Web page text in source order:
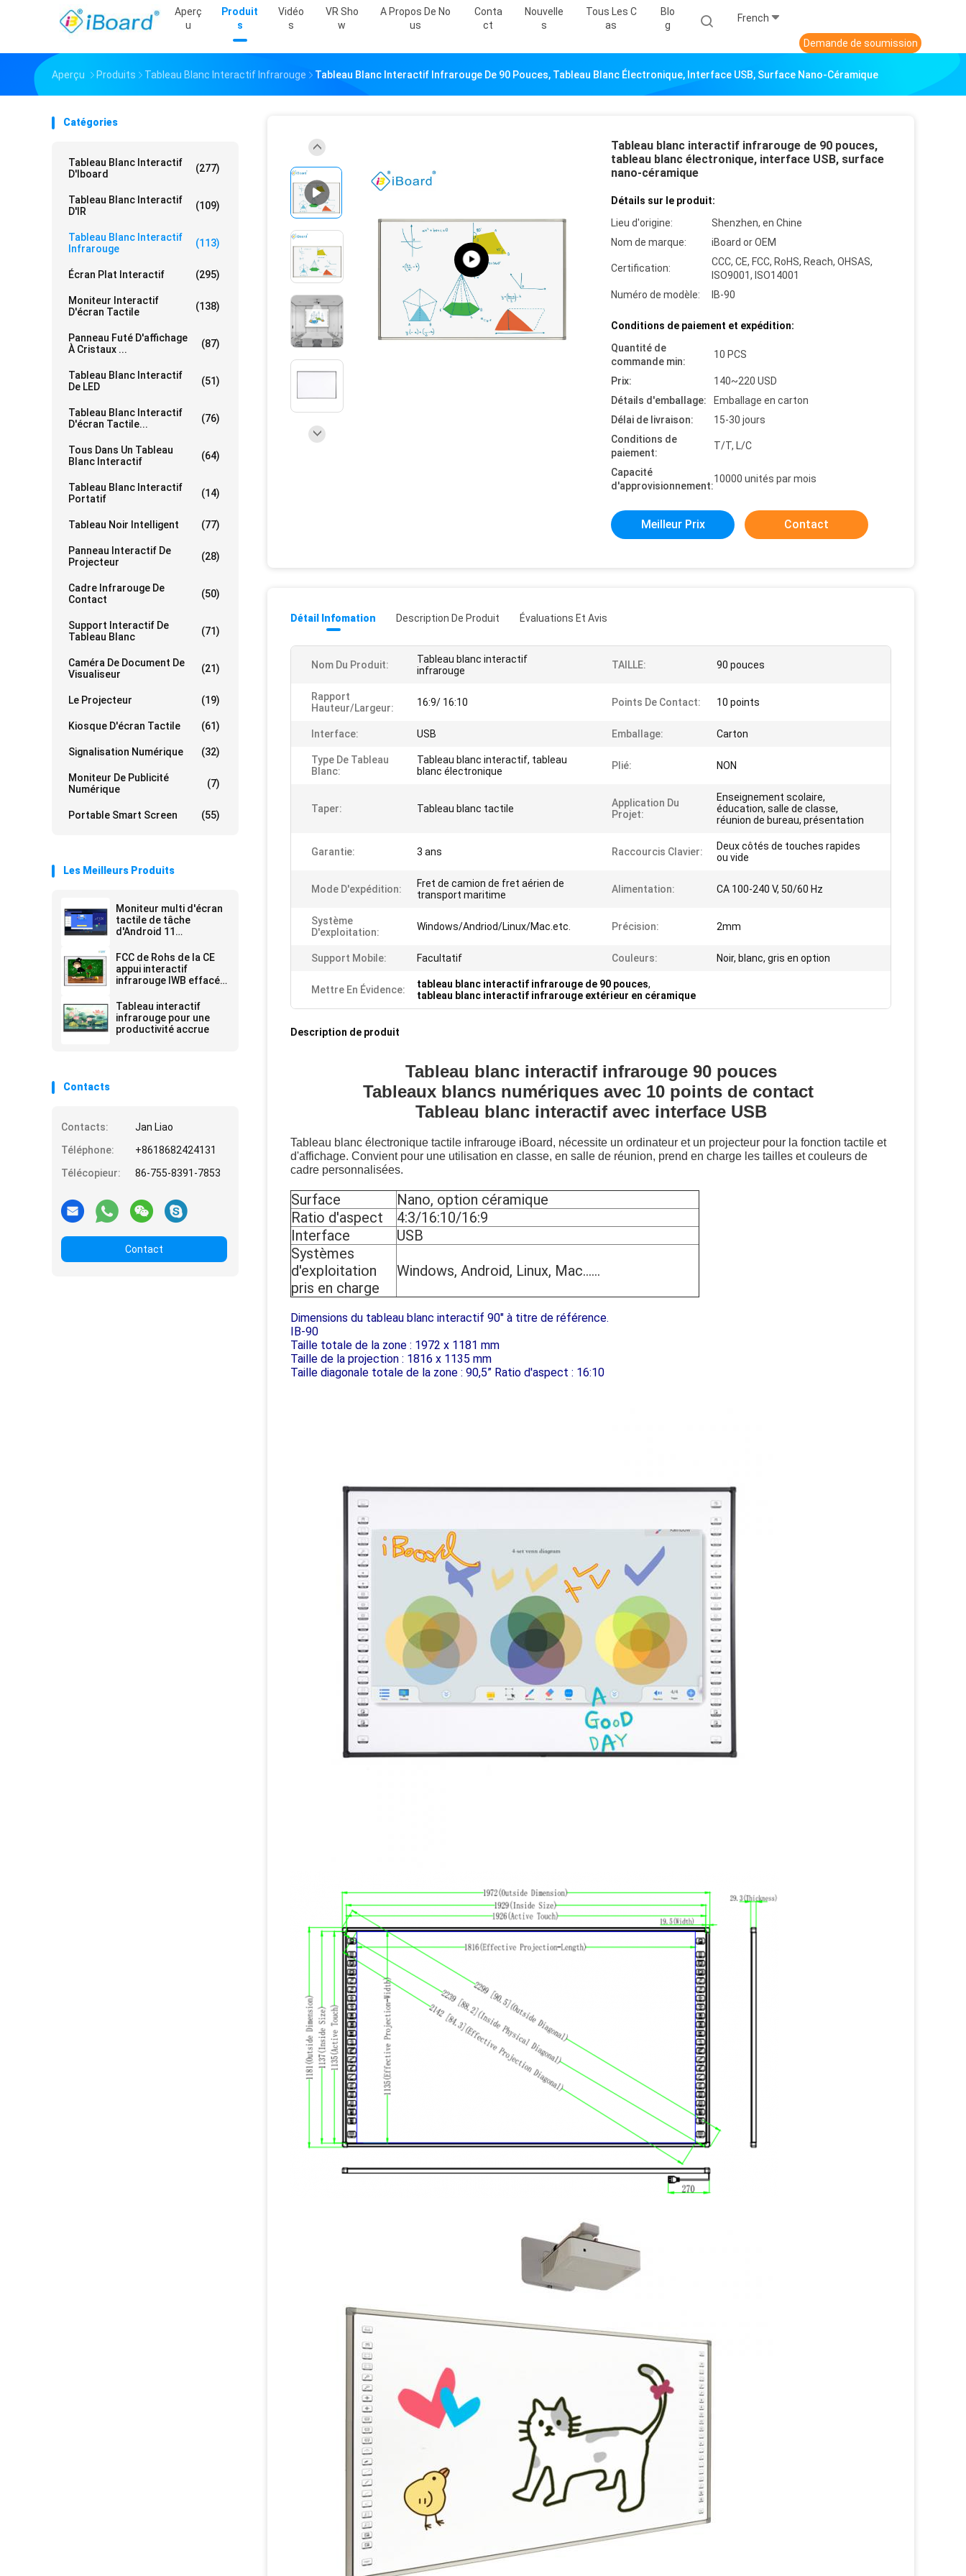
Aperç
U
Produit
S
Vidéo
S
VR Sho
W
A Propos De No
Us
Conta
Ct
Nouvelle
S
Tous Les C
As
Blo
G
French
Demande de soumission
Aperçu Produits Tableau Blanc Interactif Infrarouge Tableau Blanc Interactif Infrarouge De 90 Pouces, Tableau Blanc Électronique, Interface USB, Surface Nano-Céramique
Catégories
Tableau Blanc Interactif
D'Iboard
(277)
Tableau Blanc Interactif
D'IR
(109)
Tableau Blanc Interactif
Infrarouge
(113)
Écran Plat Interactif (295)
Moniteur Interactif
D'écran Tactile
(138)
Panneau Futé D'affichage
À Cristaux ...
(87)
Tableau Blanc Interactif
De LED
(51)
Tableau Blanc Interactif
D'écran Tactile...
(76)
Tous Dans Un Tableau
Blanc Interactif
(64)
Tableau Blanc Interactif
Portatif
(14)
Tableau Noir Intelligent (77)
Panneau Interactif De
Projecteur
(28)
Cadre Infrarouge De
Contact
(50)
Support Interactif De
Tableau Blanc
(71)
Caméra De Document De
Visualiseur
(21)
Le Projecteur (19)
Kiosque D'écran Tactile (61)
Signalisation Numérique (32)
Moniteur De Publicité
Numérique
(7)
Portable Smart Screen (55)
Les Meilleurs Produits
Moniteur multi d'écran
tactile de tâche
d'Android 11
de tableau blanc
FCC de Rohs de la CE
appui interactif
infrarouge IWB effacé
de 105 pouces
Tableau interactif
infrarouge pour une
productivité accrue
Contacts
Contacts:
Jan Liao
Téléphone:
+8618682424131
Télécopieur:
86-755-8391-7853
Contact
Tableau blanc interactif infrarouge de 90 pouces,
tableau blanc électronique, interface USB, surface
nano-céramique
Détails sur le produit:
Lieu d'origine:
Shenzhen, en Chine
Nom de marque:
iBoard or OEM
Certification:
CCC, CE, FCC, RoHS, Reach, OHSAS,
ISO9001, ISO14001
Numéro de modèle:
IB-90
Conditions de paiement et expédition:
Quantité de
commande min:
10 PCS
Prix:
140~220 USD
Détails d'emballage:
Emballage en carton
Délai de livraison:
15-30 jours
Conditions de
paiement:
T/T, L/C
Capacité
d'approvisionnement:
10000 unités par mois
Meilleur Prix Contact
Détail Infomation Description De Produit Évaluations Et Avis
Nom Du Produit:
Tableau blanc interactif
infrarouge
TAILLE: 90 pouces
Rapport
Hauteur/largeur:
16:9/ 16:10 Points De Contact: 10 points
Interface: USB Emballage: Carton
Type De Tableau
Blanc:
Tableau blanc interactif, tableau
blanc électronique
Plié: NON
Taper: Tableau blanc tactile
Application Du
Projet:
Enseignement scolaire,
éducation, salle de classe,
réunion de bureau, présentation
Garantie: 3 ans Raccourcis Clavier:
Deux côtés de touches rapides
ou vide
Mode D'expédition:
Fret de camion de fret aérien de
transport maritime
Alimentation: CA 100-240 V, 50/60 Hz
Système
D'exploitation:
Windows/Andriod/Linux/Mac.etc. Précision: 2mm
Support Mobile: Facultatif Couleurs: Noir, blanc, gris en option
Mettre En Évidence: tableau blanc interactif infrarouge de 90 pouces,
tableau blanc interactif infrarouge extérieur en céramique
Description de produit
Tableau blanc interactif infrarouge 90 pouces
Tableaux blancs numériques avec 10 points de contact
Tableau blanc interactif avec interface USB
Tableau blanc électronique tactile infrarouge iBoard, nécessite un ordinateur et un projecteur pour la fonction tactile et
d'affichage. Convient pour une utilisation en classe, en salle de réunion, prend en charge les tailles et couleurs de
cadre personnalisées.
Surface
Nano, option céramique
Ratio d'aspect
4:3/16:10/16:9
Interface
USB
Systèmes
d'exploitation
pris en charge
Windows, Android, Linux, Mac......
Dimensions du tableau blanc interactif 90" à titre de référence.
IB-90
Taille totale de la zone : 1972 x 1181 mm
Taille de la projection : 1816 x 1135 mm
Taille diagonale totale de la zone : 90,5” Ratio d'aspect : 16:10